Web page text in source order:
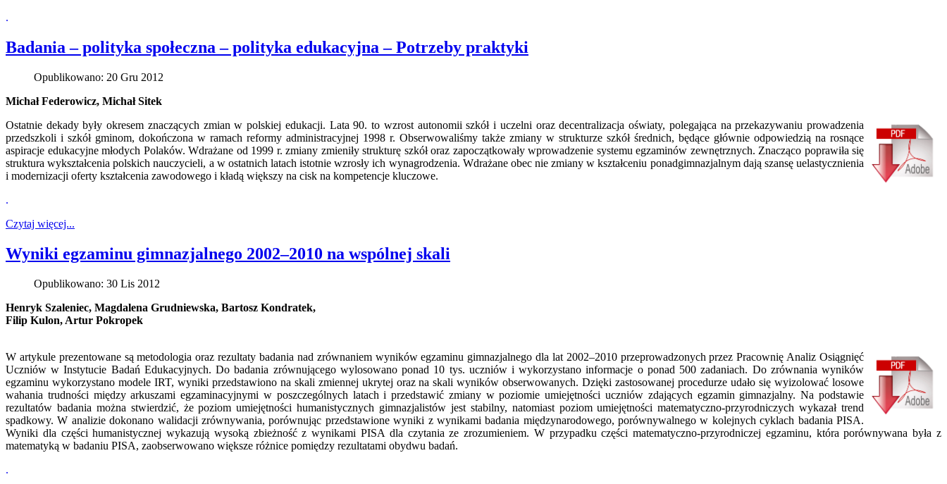
.
Badania – polityka społeczna – polityka edukacyjna – Potrzeby praktyki
Opublikowano: 20 Gru 2012
Michał Federowicz, Michał Sitek
Ostatnie dekady były okresem znaczących zmian w polskiej edukacji. Lata 90. to wzrost autonomii szkół i uczelni oraz decentralizacja oświaty, polegająca na przekazywaniu prowadzenia
przedszkoli i szkół gminom, dokończona w ramach reformy administracyjnej 1998 r. Obserwowaliśmy także zmiany w strukturze szkół średnich, będące głównie odpowiedzią na rosnące
aspiracje edukacyjne młodych Polaków. Wdrażane od 1999 r. zmiany zmieniły strukturę szkół oraz zapoczątkowały wprowadzenie systemu egzaminów zewnętrznych. Znacząco poprawiła się
struktura wykształcenia polskich nauczycieli, a w ostatnich latach istotnie wzrosły ich wynagrodzenia. Wdrażane obec nie zmiany w kształceniu ponadgimnazjalnym dają szansę uelastycznienia
i modernizacji oferty kształcenia zawodowego i kładą większy na cisk na kompetencje kluczowe.
.
Czytaj więcej...
Wyniki egzaminu gimnazjalnego 2002–2010 na wspólnej skali
Opublikowano: 30 Lis 2012
Henryk Szaleniec, Magdalena Grudniewska, Bartosz Kondratek,
Filip Kulon, Artur Pokropek
W artykule prezentowane są metodologia oraz rezultaty badania nad zrównaniem wyników egzaminu gimnazjalnego dla lat 2002–2010 przeprowadzonych przez Pracownię Analiz Osiągnięć
Uczniów w Instytucie Badań Edukacyjnych. Do badania zrównującego wylosowano ponad 10 tys. uczniów i wykorzystano informacje o ponad 500 zadaniach. Do zrównania wyników
egzaminu wykorzystano modele IRT, wyniki przedstawiono na skali zmiennej ukrytej oraz na skali wyników obserwowanych. Dzięki zastosowanej procedurze udało się wyizolować losowe
wahania trudności między arkuszami egzaminacyjnymi w poszczególnych latach i przedstawić zmiany w poziomie umiejętności uczniów zdających egzamin gimnazjalny. Na podstawie
rezultatów badania można stwierdzić, że poziom umiejętności humanistycznych gimnazjalistów jest stabilny, natomiast poziom umiejętności matematyczno-przyrodniczych wykazał trend
spadkowy. W analizie dokonano walidacji zrównywania, porównując przedstawione wyniki z wynikami badania międzynarodowego, porównywalnego w kolejnych cyklach badania PISA.
Wyniki dla części humanistycznej wykazują wysoką zbieżność z wynikami PISA dla czytania ze zrozumieniem. W przypadku części matematyczno-przyrodniczej egzaminu, która porównywana była z
matematyką w badaniu PISA, zaobserwowano większe różnice pomiędzy rezultatami obydwu badań.
.